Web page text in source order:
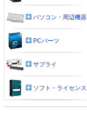
パソコン・周辺機器
PCパーツ
サプライ
ソフト・ライセンス